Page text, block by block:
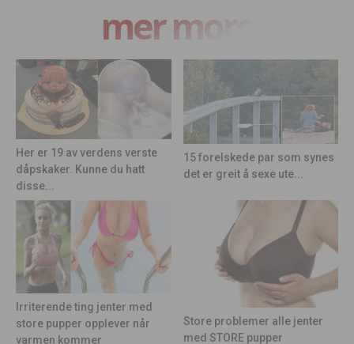
mer moro
Her er 19 av verdens verste
dåpskaker. Kunne du hatt
disse...
15 forelskede par som synes
det er greit å sexe ute...
Irriterende ting jenter med
store pupper opplever når
varmen kommer
Store problemer alle jenter
med STORE pupper